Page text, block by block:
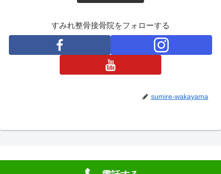
すみれ整骨接骨院をフォローする
sumire-wakayama